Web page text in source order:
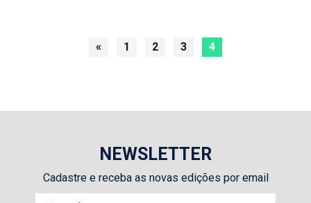
« 1 2 3 4
NEWSLETTER
Cadastre e receba as novas edições por email